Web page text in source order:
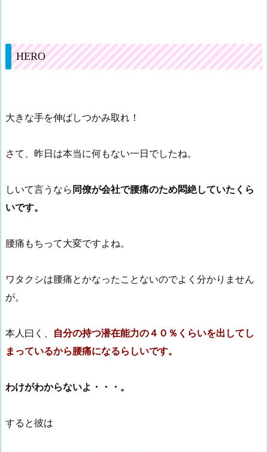
HERO
大きな手を伸ばしつかみ取れ！
さて、昨日は本当に何もない一日でしたね。
しいて言うなら 同僚が会社で腰痛のため悶絶していたくら
いです。
腰痛もちって大変ですよね。
ワタクシは腰痛とかなったことないのでよく分かりません
が。
本人曰く、 自分の持つ潜在能力の４０％くらいを出してし
まっているから腰痛になるらしいです。
わけがわからないよ・・・。
すると彼は